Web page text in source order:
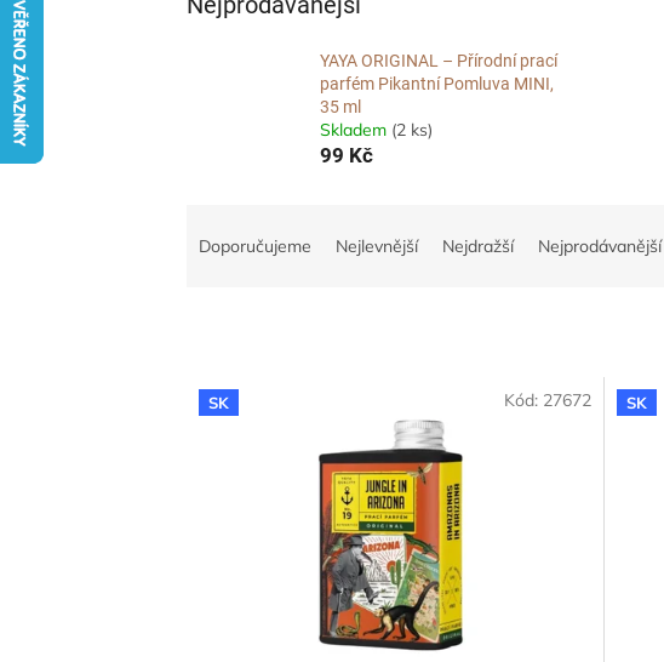
YAYA ORIGINAL – Přírodní prací
parfém Pikantní Pomluva MINI,
35 ml
Skladem (2 ks)
99 Kč
Doporučujeme Nejlevnější Nejdražší Nejprodávanější
V SK Kód: 27672 SK